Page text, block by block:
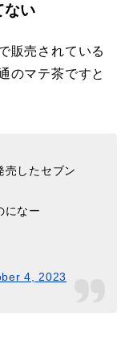
ない
販売されている
のマテ茶ですと
売したセブン
になー
4, 2023